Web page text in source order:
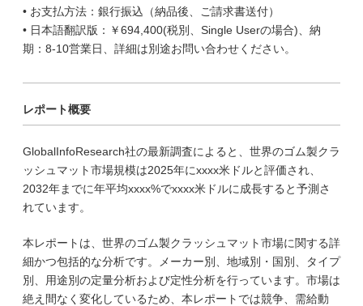
• お支払方法：銀行振込（納品後、ご請求書送付）
• 日本語翻訳版：￥694,400(税別、Single Userの場合)、納
期：8-10営業日、詳細は別途お問い合わせください。
レポート概要
GlobalInfoResearch社の最新調査によると、世界のゴム製クラ
ッシュマット市場規模は2025年にxxxx米ドルと評価され、
2032年までに年平均xxxx%でxxxx米ドルに成長すると予測さ
れています。
本レポートは、世界のゴム製クラッシュマット市場に関する詳
細かつ包括的な分析です。メーカー別、地域別・国別、タイプ
別、用途別の定量分析および定性分析を行っています。市場は
絶え間なく変化しているため、本レポートでは競争、需給動